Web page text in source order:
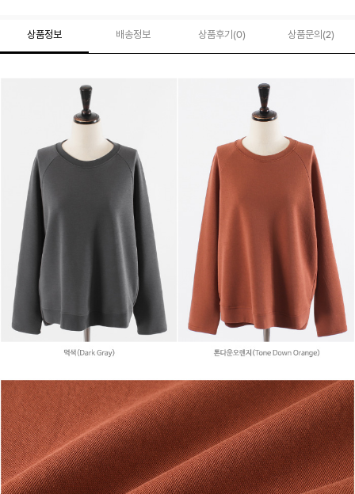
상품정보 배송정보 상품후기(0) 상품문의 (2)